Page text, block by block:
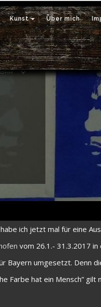
Kunst Über mich
habe ich jetzt mal für eine
vom 26.1.- 31.3.2017 in
Bayern umgesetzt. Denn
Farbe hat ein Mensch” gilt